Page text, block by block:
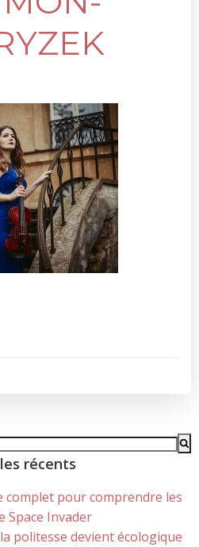
récents
complet pour comprendre les
Space Invader
politesse devient écologique